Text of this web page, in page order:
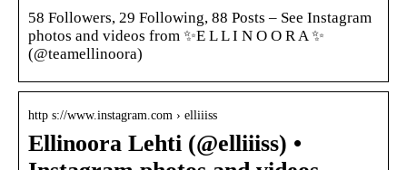
58 Followers, 29 Following, 88 Posts – See Instagram
photos and videos from ✨E L L I N O O R A ✨
(@teamellinoora)
http s://www.instagram.com › elliiiss
Ellinoora Lehti (@elliiiss) •